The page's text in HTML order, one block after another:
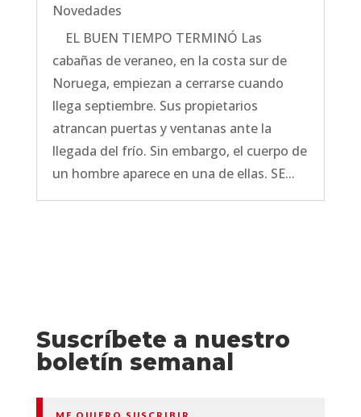
Novedades
EL BUEN TIEMPO TERMINÓ Las
cabañas de veraneo, en la costa sur de
Noruega, empiezan a cerrarse cuando
llega septiembre. Sus propietarios
atrancan puertas y ventanas ante la
llegada del frío. Sin embargo, el cuerpo de
un hombre aparece en una de ellas. SE...
Suscríbete a nuestro
boletín semanal
ME QUIERO SUSCRIBIR